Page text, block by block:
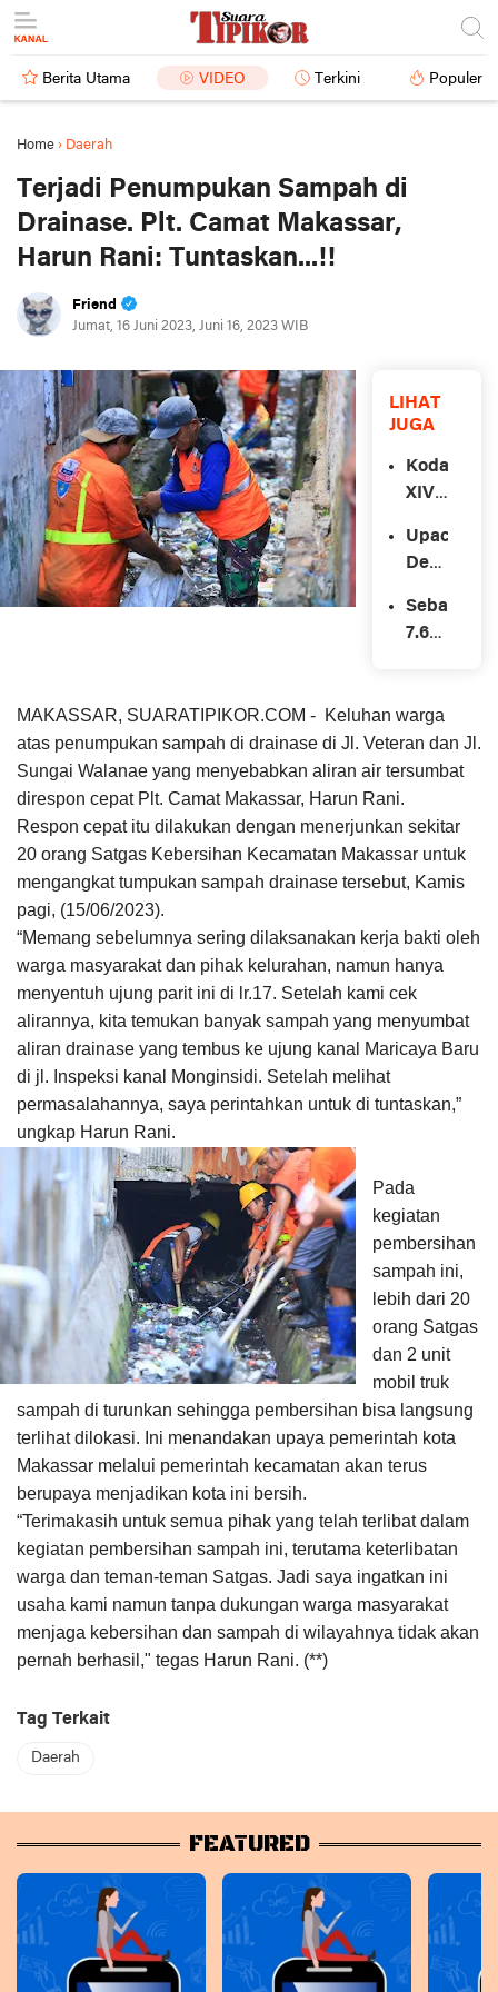
Berita Utama VIDEO Terkini Populer
Home › Daerah
Terjadi Penumpukan Sampah di
Drainase. Plt. Camat Makassar,
Harun Rani: Tuntaskan...!!
Friend
Jumat, 16 Juni 2023, Juni 16, 2023 WIB
LIHAT
JUGA
Kodam
XIV
Sujud
Syukur,
Dzikir
dan
Secara
Upacara
Detik-
Proklamasi
Tahun
Provinsi
Papua
Selatan
Khidmat
Sebanyak
7.631
Anak
Kalimantan
Selatan
Remisi
di
momentum
ke-
MAKASSAR, SUARATIPIKOR.COM - Keluhan warga
atas penumpukan sampah di drainase di Jl. Veteran dan Jl.
Sungai Walanae yang menyebabkan aliran air tersumbat
direspon cepat Plt. Camat Makassar, Harun Rani.
Respon cepat itu dilakukan dengan menerjunkan sekitar
20 orang Satgas Kebersihan Kecamatan Makassar untuk
mengangkat tumpukan sampah drainase tersebut, Kamis
pagi, (15/06/2023).
“Memang sebelumnya sering dilaksanakan kerja bakti oleh
warga masyarakat dan pihak kelurahan, namun hanya
menyentuh ujung parit ini di lr.17. Setelah kami cek
alirannya, kita temukan banyak sampah yang menyumbat
aliran drainase yang tembus ke ujung kanal Maricaya Baru
di jl. Inspeksi kanal Monginsidi. Setelah melihat
permasalahannya, saya perintahkan untuk di tuntaskan,”
ungkap Harun Rani.
Pada
kegiatan
pembersihan
sampah ini,
lebih dari 20
orang Satgas
dan 2 unit
mobil truk
sampah di turunkan sehingga pembersihan bisa langsung
terlihat dilokasi. Ini menandakan upaya pemerintah kota
Makassar melalui pemerintah kecamatan akan terus
berupaya menjadikan kota ini bersih.
“Terimakasih untuk semua pihak yang telah terlibat dalam
kegiatan pembersihan sampah ini, terutama keterlibatan
warga dan teman-teman Satgas. Jadi saya ingatkan ini
usaha kami namun tanpa dukungan warga masyarakat
menjaga kebersihan dan sampah di wilayahnya tidak akan
pernah berhasil," tegas Harun Rani. (**)
Tag Terkait
Daerah
FEATURED